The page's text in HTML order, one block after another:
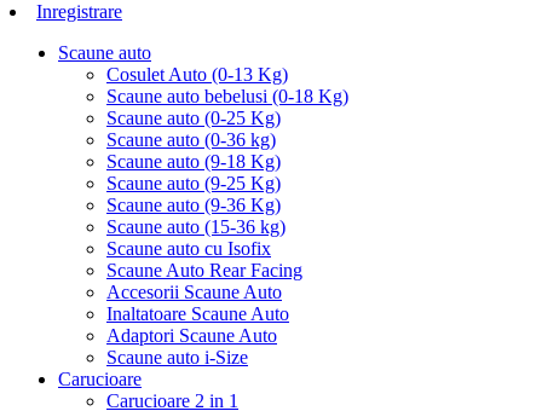
Inregistrare
Scaune auto
Cosulet Auto (0-13 Kg)
Scaune auto bebelusi (0-18 Kg)
Scaune auto (0-25 Kg)
Scaune auto (0-36 kg)
Scaune auto (9-18 Kg)
Scaune auto (9-25 Kg)
Scaune auto (9-36 Kg)
Scaune auto (15-36 kg)
Scaune auto cu Isofix
Scaune Auto Rear Facing
Accesorii Scaune Auto
Inaltatoare Scaune Auto
Adaptori Scaune Auto
Scaune auto i-Size
Carucioare
Carucioare 2 in 1